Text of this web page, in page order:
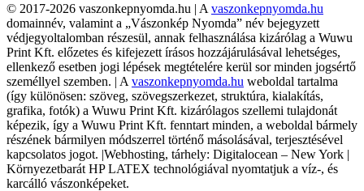
© 2017-2026 vaszonkepnyomda.hu | A vaszonkepnyomda.hu
domainnév, valamint a „Vászonkép Nyomda” név bejegyzett
védjegyoltalomban részesül, annak felhasználása kizárólag a Wuwu
Print Kft. előzetes és kifejezett írásos hozzájárulásával lehetséges,
ellenkező esetben jogi lépések megtételére kerül sor minden jogsértő
személlyel szemben. | A vaszonkepnyomda.hu weboldal tartalma
(így különösen: szöveg, szövegszerkezet, struktúra, kialakítás,
grafika, fotók) a Wuwu Print Kft. kizárólagos szellemi tulajdonát
képezik, így a Wuwu Print Kft. fenntart minden, a weboldal bármely
részének bármilyen módszerrel történő másolásával, terjesztésével
kapcsolatos jogot. |Webhosting, tárhely: Digitalocean – New York |
Környezetbarát HP LATEX technológiával nyomtatjuk a víz-, és
karcálló vászonképeket.